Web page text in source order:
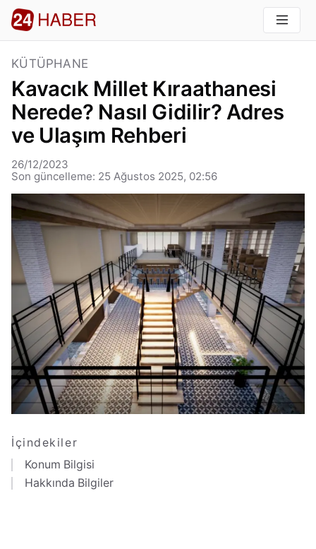
KÜTÜPHANE
Kavacık Millet Kıraathanesi
Nerede? Nasıl Gidilir? Adres
ve Ulaşım Rehberi
26/12/2023
Son güncelleme: 25 Ağustos 2025, 02:56
İçindekiler
Konum Bilgisi
Hakkında Bilgiler